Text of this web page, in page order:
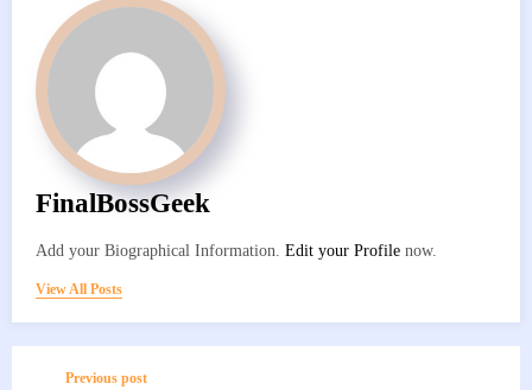
FinalBossGeek
Add your Biographical Information. Edit your Profile now.
View All Posts
Previous post